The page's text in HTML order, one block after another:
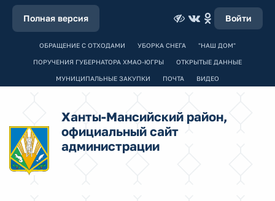
Полная версия Войти
ОБРАЩЕНИЕ С ОТХОДАМИ УБОРКА СНЕГА "НАШ ДОМ"
ПОРУЧЕНИЯ ГУБЕРНАТОРА ХМАО-ЮГРЫ ОТКРЫТЫЕ ДАННЫЕ
МУНИЦИПАЛЬНЫЕ ЗАКУПКИ ПОЧТА ВИДЕО
Ханты-Мансийский район,
официальный сайт
администрации